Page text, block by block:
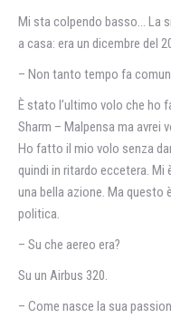
Mi sta colpendo basso… La
a casa: era un dicembre del
– Non tanto tempo fa
È stato l’ultimo volo che ho
Sharm – Malpensa ma avrei
Ho fatto il mio volo senza
quindi in ritardo eccetera. Mi
una bella azione. Ma questo
politica.
– Su che aereo era?
Su un Airbus 320.
– Come nasce la sua